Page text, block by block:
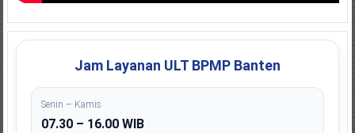
Jam Layanan ULT BPMP Banten
Senin – Kamis
07.30 – 16.00 WIB